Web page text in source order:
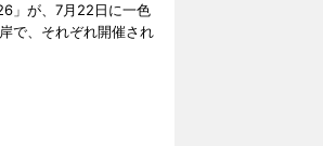
」が、7月22日に一色
で、それぞれ開催され